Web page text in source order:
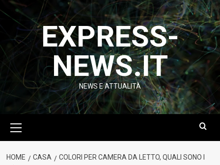
contenuto
EXPRESS-
NEWS.IT
NEWS E ATTUALITÀ
principale
HOME CASA
COLORI PER CAMERA DA LETTO, QUALI SONO I